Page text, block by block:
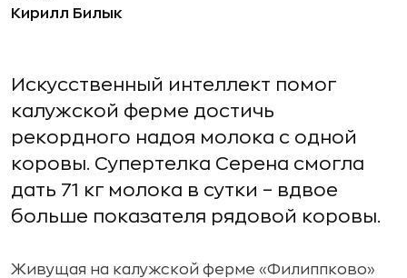
Кирилл Билык
Искусственный интеллект помог
калужской ферме достичь
рекордного надоя молока с одной
коровы. Супертелка Серена смогла
дать 71 кг молока в сутки – вдвое
больше показателя рядовой коровы.
Живущая на калужской ферме «Филиппково»